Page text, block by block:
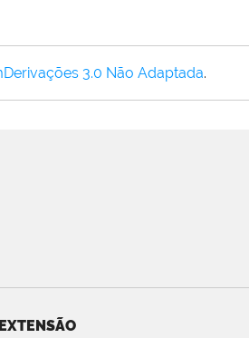
3.0 Não Adaptada.
EXTENSÃO